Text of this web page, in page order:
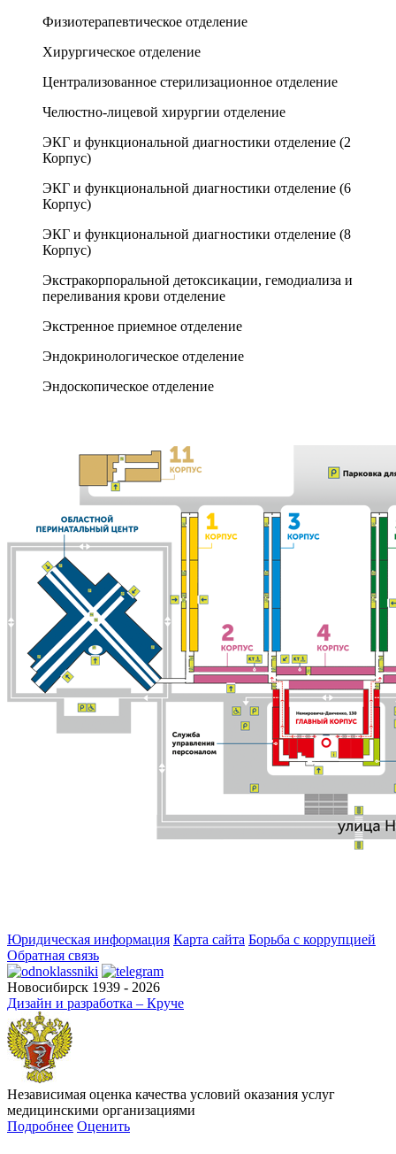
Физиотерапевтическое отделение
Хирургическое отделение
Централизованное стерилизационное отделение
Челюстно-лицевой хирургии отделение
ЭКГ и функциональной диагностики отделение (2
Корпус)
ЭКГ и функциональной диагностики отделение (6
Корпус)
ЭКГ и функциональной диагностики отделение (8
Корпус)
Экстракорпоральной детоксикации, гемодиализа и
переливания крови отделение
Экстренное приемное отделение
Эндокринологическое отделение
Эндоскопическое отделение
Юридическая информация Карта сайта Борьба с коррупцией
Обратная связь
Новосибирск 1939 - 2026
Дизайн и разработка – Круче
Независимая оценка качества условий оказания услуг
медицинскими организациями
Подробнее Оценить